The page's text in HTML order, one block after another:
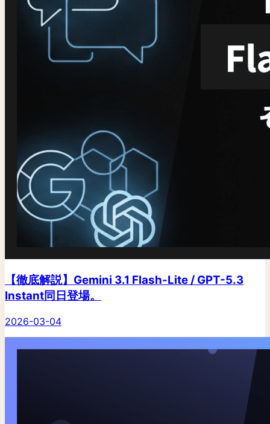
【徹底解説】Gemini 3.1 Flash-Lite / GPT-5.3
Instant同日登場。
2026-03-04